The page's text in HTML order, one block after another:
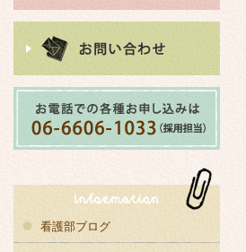
看護部ブログ